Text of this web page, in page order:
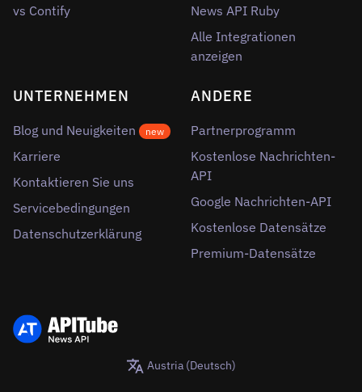
vs Contify
News API Ruby
Alle Integrationen
anzeigen
UNTERNEHMEN
Blog und Neuigkeiten new
Karriere
Kontaktieren Sie uns
Servicebedingungen
Datenschutzerklärung
ANDERE
Partnerprogramm
Kostenlose Nachrichten-
API
Google Nachrichten-API
Kostenlose Datensätze
Premium-Datensätze
Austria (Deutsch)